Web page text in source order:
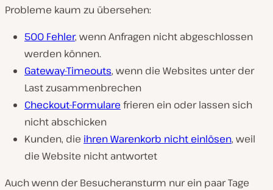
Probleme kaum zu übersehen:
500 Fehler, wenn Anfragen nicht abgeschlossen
werden können.
Gateway-Timeouts, wenn die Websites unter der
Last zusammenbrechen
Checkout-Formulare frieren ein oder lassen sich
nicht abschicken
Kunden, die ihren Warenkorb nicht einlösen, weil
die Website nicht antwortet
Auch wenn der Besucheransturm nur ein paar Tage